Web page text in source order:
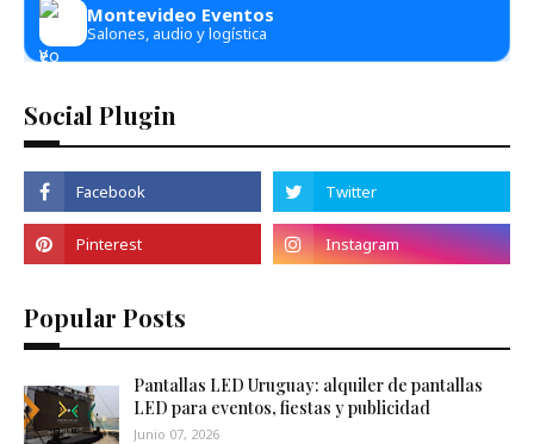
Montevideo Eventos
Salones, audio y logística
Social Plugin
Popular Posts
Pantallas LED Uruguay: alquiler de pantallas
LED para eventos, fiestas y publicidad
Junio 07, 2026